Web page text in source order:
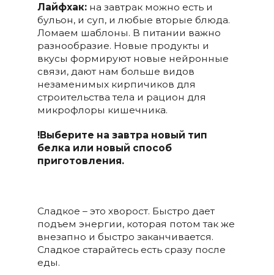
Лайфхак:на завтрак можно есть и
бульон, и суп, и любые вторые блюда.
Ломаем шаблоны. В питании важно
разнообразие. Новые продукты и
вкусы формируют новые нейронные
связи, дают нам больше видов
незаменимых кирпичиков для
строительства тела и рацион для
микрофлоры кишечника.
!Выберите на завтра новый тип
белка или новый способ
приготовления.
Сладкое – это хворост. Быстро дает
подъем энергии, которая потом так же
внезапно и быстро заканчивается.
Сладкое старайтесь есть сразу после
еды.